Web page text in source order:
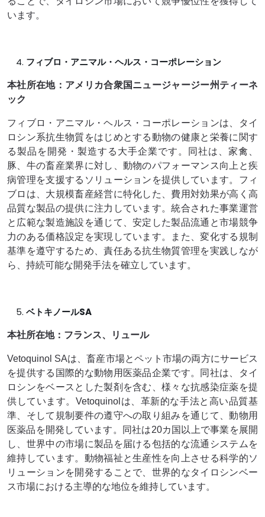
います。
フィブロ・アニマル・ヘルス・コーポレーション
本社所在地：アメリカ合衆国ニュージャージー州ティーネ
ック
フィブロ・アニマル・ヘルス・コーポレーションは、タイ
ロシン系抗生物質をはじめとする動物の健康と栄養に関す
る製品を開発・製造する大手企業です。同社は、家禽、
豚、牛の畜産業界に対し、動物のパフォーマンス向上と疾
病管理を支援するソリューションを提供しています。フィ
ブロは、大規模畜産経営に特化した、費用対効果が高く高
品質な製品の提供に注力しています。統合された事業運営
と広範な製造施設を通じて、安定した製品流通と市場競争
力のある価格設定を実現しています。また、変化する規制
基準を遵守するため、責任ある抗生物質管理を実践しなが
ら、持続可能な開発手法を確立しています。
ベトキノールSA
本社所在地：フランス、リュール
Vetoquinol SAは、畜産市場とペット市場の両方にサービス
を提供する国際的な動物用医薬品企業です。同社は、タイ
ロシンをベースとした製剤を含む、様々な抗感染症薬を提
供しています。Vetoquinolは、革新的な手法と高い品質基
準、そして規制要件の遵守への取り組みを通じて、動物用
医薬品を開発しています。同社は20カ国以上で事業を展開
し、世界中の市場に製品を届ける包括的な流通システムを
維持しています。動物福祉と生産性を向上させる科学的ソ
リューションを開発することで、世界的なタイロシンベー
ス市場における主導的な地位を維持しています。